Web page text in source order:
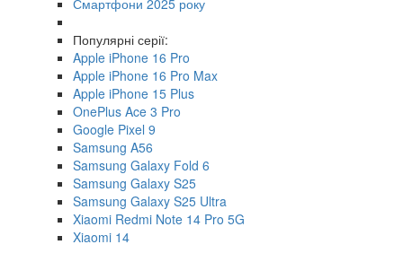
Популярні серії:
Apple iPhone 16 Pro
Apple iPhone 16 Pro Max
Apple iPhone 15 Plus
OnePlus Ace 3 Pro
Google Pixel 9
Samsung A56
Samsung Galaxy Fold 6
Samsung Galaxy S25
Samsung Galaxy S25 Ultra
Xiaomi Redmi Note 14 Pro 5G
Xiaomi 14